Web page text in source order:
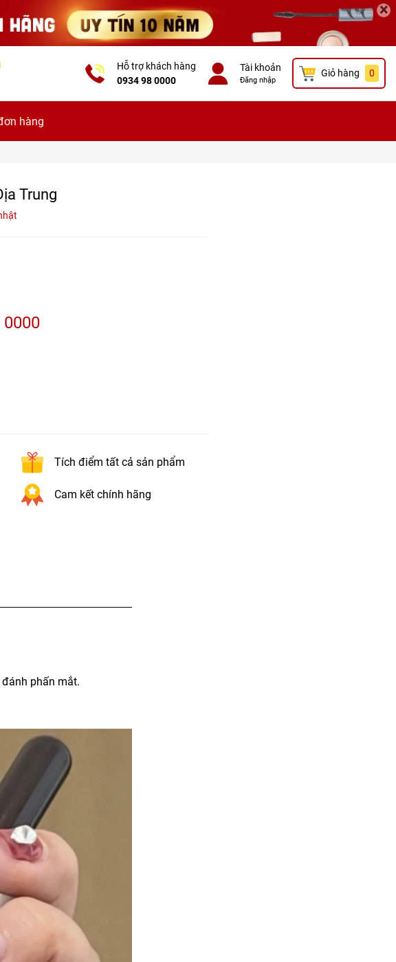
×
Hỗ trợ khách hàng
0934 98 0000
Tài khoản
Đăng nhập
Giỏ hàng 0
hàng
Trung
0000
Tích điểm tất cả sản phẩm
Cam kết chính hãng
phấn mắt.